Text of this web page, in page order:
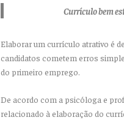
Currículo bem
Elaborar um currículo atrativo é
candidatos cometem erros
do primeiro emprego.
De acordo com a psicóloga e
relacionado à elaboração do